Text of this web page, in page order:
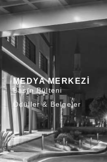
MEDYA MERKEZİ
Basın Bülteni
Ödüller & Belgeler